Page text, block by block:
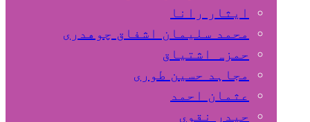
ایثار رانا
محمد سلیمان اشفاق چوهدری
حمزہ اشتیاق
مجاہد حسین طوری
عثمان احمد
حیدر نقوی